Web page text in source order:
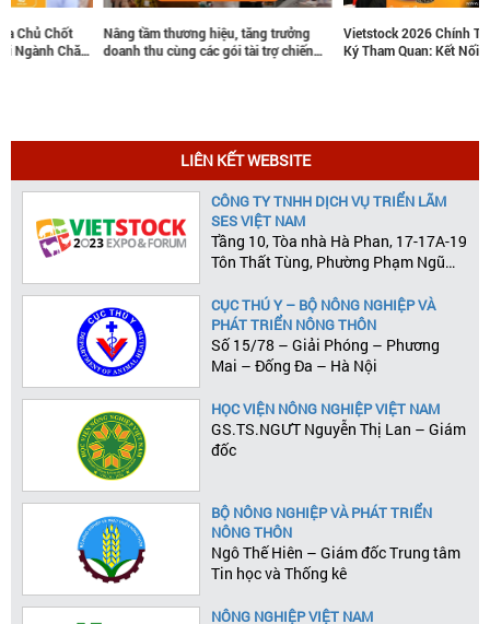
Nâng tầm thương hiệu, tăng trưởng
doanh thu cùng các gói tài trợ chiến
Vietstock 2026 Chính Thức Mở Đăng
Ký Tham Quan: Kết Nối Cùng Tương
LIÊN KẾT WEBSITE
CÔNG TY TNHH DỊCH VỤ TRIỂN LÃM
SES VIỆT NAM
Tầng 10, Tòa nhà Hà Phan, 17-17A-19
Tôn Thất Tùng, Phường Phạm Ngũ
CỤC THÚ Y – BỘ NÔNG NGHIỆP VÀ
PHÁT TRIỂN NÔNG THÔN
Số 15/78 – Giải Phóng – Phương
Mai – Đống Đa – Hà Nội
HỌC VIỆN NÔNG NGHIỆP VIỆT NAM
GS.TS.NGƯT Nguyễn Thị Lan – Giám
đốc
BỘ NÔNG NGHIỆP VÀ PHÁT TRIỂN
NÔNG THÔN
Ngô Thế Hiên – Giám đốc Trung tâm
Tin học và Thống kê
NÔNG NGHIỆP VIỆT NAM